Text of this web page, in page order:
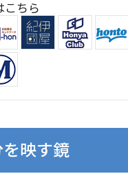
こちら
映す鏡